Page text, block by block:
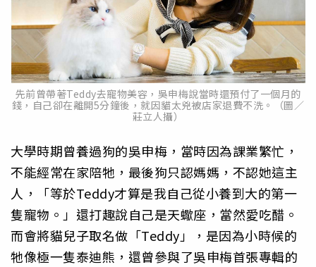
先前曾帶著Teddy去寵物美容，吳申梅說當時還預付了一個月的
錢，自己卻在離開5分鐘後，就因貓太兇被店家退費不洗。（圖／
莊立人攝）
大學時期曾養過狗的吳申梅，當時因為課業繁忙，
不能經常在家陪牠，最後狗只認媽媽，不認她這主
人，「等於Teddy才算是我自己從小養到大的第一
隻寵物。」還打趣說自己是天蠍座，當然愛吃醋。
而會將貓兒子取名做「Teddy」，是因為小時候的
牠像極一隻泰迪熊，還曾參與了吳申梅首張專輯的